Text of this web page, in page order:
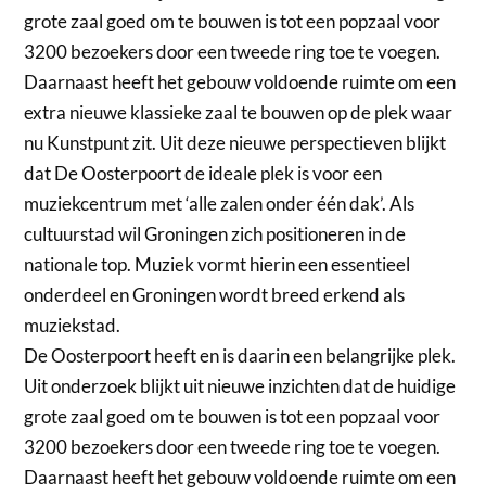
grote zaal goed om te bouwen is tot een popzaal voor
3200 bezoekers door een tweede ring toe te voegen.
Daarnaast heeft het gebouw voldoende ruimte om een
extra nieuwe klassieke zaal te bouwen op de plek waar
nu Kunstpunt zit. Uit deze nieuwe perspectieven blijkt
dat De Oosterpoort de ideale plek is voor een
muziekcentrum met ‘alle zalen onder één dak’. Als
cultuurstad wil Groningen zich positioneren in de
nationale top. Muziek vormt hierin een essentieel
onderdeel en Groningen wordt breed erkend als
muziekstad.
De Oosterpoort heeft en is daarin een belangrijke plek.
Uit onderzoek blijkt uit nieuwe inzichten dat de huidige
grote zaal goed om te bouwen is tot een popzaal voor
3200 bezoekers door een tweede ring toe te voegen.
Daarnaast heeft het gebouw voldoende ruimte om een